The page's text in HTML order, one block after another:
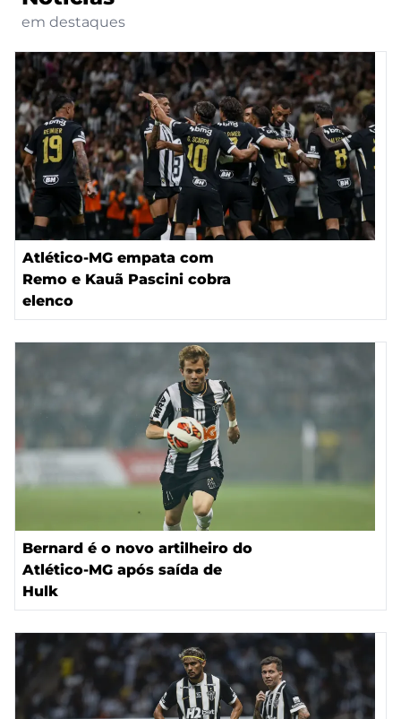
em destaques
Atlético-MG empata com
Remo e Kauã Pascini cobra
elenco
Bernard é o novo artilheiro do
Atlético-MG após saída de
Hulk